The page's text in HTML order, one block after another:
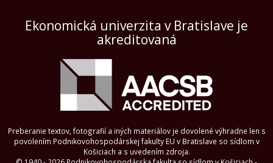
Ekonomická univerzita v Bratislave je
akreditovaná
Preberanie textov, fotografií a iných materiálov je dovolené výhradne len s
povolením Podnikovohospodárskej fakulty EU v Bratislave so sídlom v
Košiciach a s uvedením zdroja.